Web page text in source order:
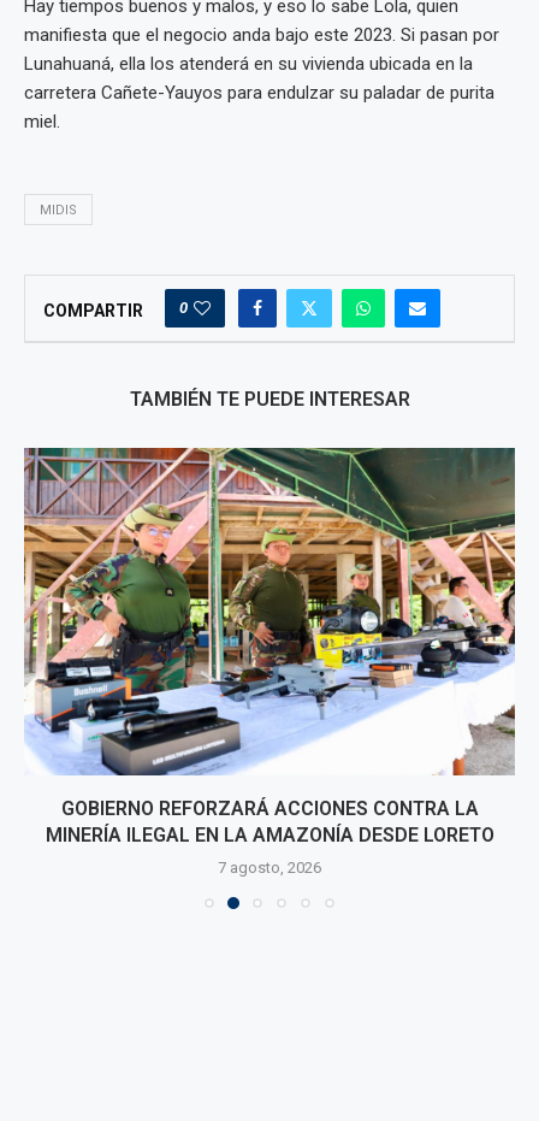
Hay tiempos buenos y malos, y eso lo sabe Lola, quien
manifiesta que el negocio anda bajo este 2023. Si pasan por
Lunahuaná, ella los atenderá en su vivienda ubicada en la
carretera Cañete-Yauyos para endulzar su paladar de purita
miel.
MIDIS
COMPARTIR 0
TAMBIÉN TE PUEDE INTERESAR
GOBIERNO REFORZARÁ ACCIONES CONTRA LA
MINERÍA ILEGAL EN LA AMAZONÍA DESDE LORETO
7 agosto, 2026